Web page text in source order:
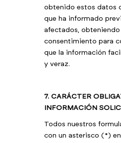
obtenido estos datos
que ha informado
afectados, obteniendo
consentimiento para
que la información
y veraz.
7. CARÁCTER
INFORMACIÓN
Todos nuestros
con un asterisco (*)